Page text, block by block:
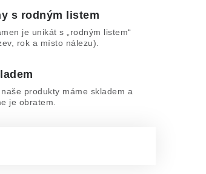
s rodným listem
je unikát s „rodným listem“
rok a místo nálezu).
produkty máme skladem a
je obratem.